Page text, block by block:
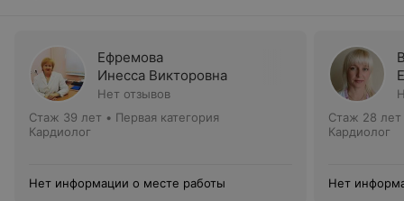
Ефремова
Инесса Викторовна
Нет отзывов
Стаж 39 лет • Первая категория
Кардиолог
Нет информации о месте работы
Стаж 28 лет
Кардиолог
Нет